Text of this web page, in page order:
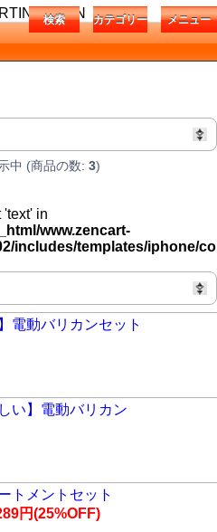
IS ON メニュー
カテゴリー
検索
中 (商品の数: 3)
'text' in
www.zencart-
includes/templates/iphone/
電動バリカンセット
い】電動バリカン
トメントセット
円(25%OFF)